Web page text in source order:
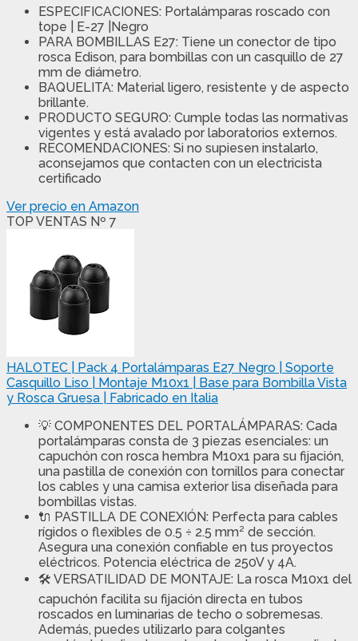
ESPECIFICACIONES: Portalámparas roscado con
tope | E-27 |Negro
PARA BOMBILLAS E27: Tiene un conector de tipo
rosca Edison, para bombillas con un casquillo de 27
mm de diámetro.
BAQUELITA: Material ligero, resistente y de aspecto
brillante.
PRODUCTO SEGURO: Cumple todas las normativas
vigentes y está avalado por laboratorios externos.
RECOMENDACIONES: Si no supiesen instalarlo,
aconsejamos que contacten con un electricista
certificado
Ver precio en Amazon
TOP VENTAS Nº 7
HALOTEC | Pack 4 Portalámparas E27 Negro | Soporte
Casquillo Liso | Montaje M10x1 | Base para Bombilla Vista
y Rosca Gruesa | Fabricado en Italia
💡 COMPONENTES DEL PORTALÁMPARAS: Cada
portalámparas consta de 3 piezas esenciales: un
capuchón con rosca hembra M10x1 para su fijación,
una pastilla de conexión con tornillos para conectar
los cables y una camisa exterior lisa diseñada para
bombillas vistas.
🔌 PASTILLA DE CONEXIÓN: Perfecta para cables
rígidos o flexibles de 0.5 ÷ 2.5 mm² de sección.
Asegura una conexión confiable en tus proyectos
eléctricos. Potencia eléctrica de 250V y 4A.
🛠️ VERSATILIDAD DE MONTAJE: La rosca M10x1 del
capuchón facilita su fijación directa en tubos
roscados en luminarias de techo o sobremesas.
Además, puedes utilizarlo para colgantes